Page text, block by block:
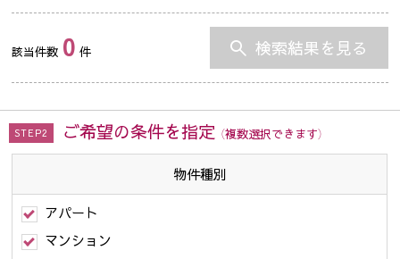
該当件数 0 件 検索結果を見る
STEP2 ご希望の条件を指定 （複数選択できます）
物件種別
アパート
マンション